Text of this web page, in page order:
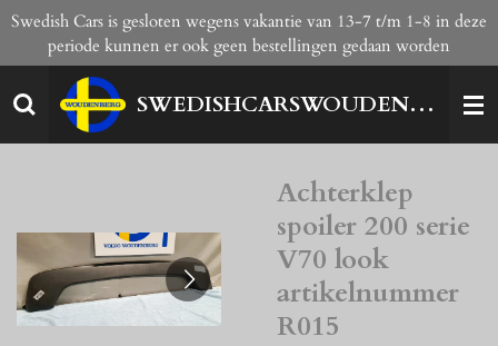
Ga
direct
naar
de
hoofdinhoud
SWEDISHCARSWOUDENBERG
Swedish Cars is gesloten wegens vakantie van 13-7 t/m 1-8 in deze
periode kunnen er ook geen bestellingen gedaan worden
Achterklep
spoiler 200 serie
V70 look
artikelnummer
R015